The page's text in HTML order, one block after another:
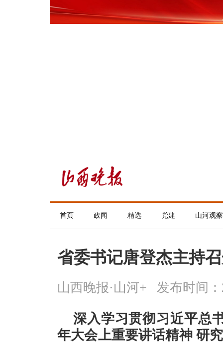
首页 政闻 精选 党建 山河观察
省委书记唐登杰主持
山西晚报·山河+ 发布时间：
深入学习贯彻习近平总
年大会上重要讲话精神 研